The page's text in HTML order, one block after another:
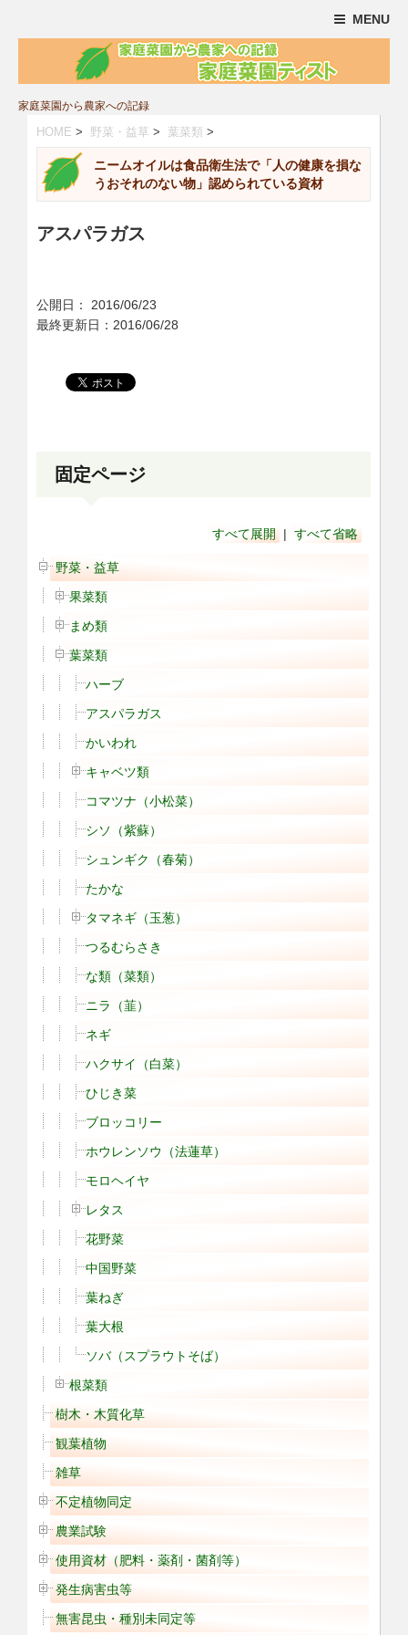
MENU
家庭菜園から農家への記録
HOME > 野菜・益草 > 葉菜類 >
ニームオイルは食品衛生法で「人の健康を損な
うおそれのない物」認められている資材
アスパラガス
公開日： 2016/06/23
最終更新日：2016/06/28
固定ページ
すべて展開 | すべて省略
野菜・益草
果菜類
まめ類
葉菜類
ハーブ
アスパラガス
かいわれ
キャベツ類
コマツナ（小松菜）
シソ（紫蘇）
シュンギク（春菊）
たかな
タマネギ（玉葱）
つるむらさき
な類（菜類）
ニラ（韮）
ネギ
ハクサイ（白菜）
ひじき菜
ブロッコリー
ホウレンソウ（法蓮草）
モロヘイヤ
レタス
花野菜
中国野菜
葉ねぎ
葉大根
ソバ（スプラウトそば）
根菜類
樹木・木質化草
観葉植物
雑草
不定植物同定
農業試験
使用資材（肥料・薬剤・菌剤等）
発生病害虫等
無害昆虫・種別未同定等